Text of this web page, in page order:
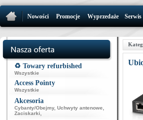
Nowości Promocje Wyprzedaże Serwis
♻️ Towary refurbished
Wszystkie
Access Pointy
Wszystkie
Akcesoria
Cybanty/Obejmy, Uchwyty antenowe
Zaciskarki